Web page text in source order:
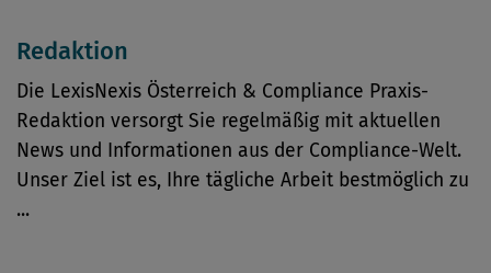
Redaktion
Die LexisNexis Österreich & Compliance Praxis-
Redaktion versorgt Sie regelmäßig mit aktuellen
News und Informationen aus der Compliance-Welt.
Unser Ziel ist es, Ihre tägliche Arbeit bestmöglich zu
...